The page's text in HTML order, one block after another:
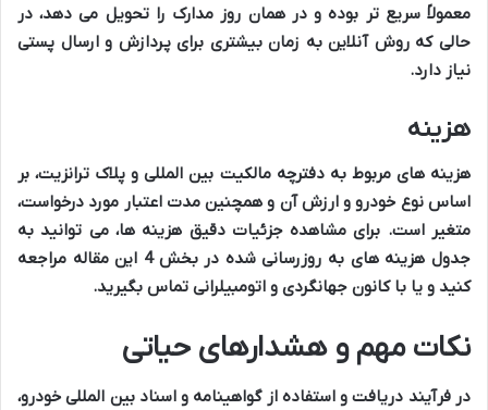
معمولاً سریع تر بوده و در همان روز مدارک را تحویل می دهد، در
حالی که روش آنلاین به زمان بیشتری برای پردازش و ارسال پستی
نیاز دارد.
هزینه
هزینه های مربوط به دفترچه مالکیت بین المللی و پلاک ترانزیت، بر
اساس نوع خودرو و ارزش آن و همچنین مدت اعتبار مورد درخواست،
متغیر است. برای مشاهده جزئیات دقیق هزینه ها، می توانید به
جدول هزینه های به روزرسانی شده در بخش 4 این مقاله مراجعه
کنید و یا با کانون جهانگردی و اتومبیلرانی تماس بگیرید.
نکات مهم و هشدارهای حیاتی
در فرآیند دریافت و استفاده از گواهینامه و اسناد بین المللی خودرو،